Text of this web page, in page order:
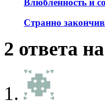
Влюбленность и
Странно
2 ответа